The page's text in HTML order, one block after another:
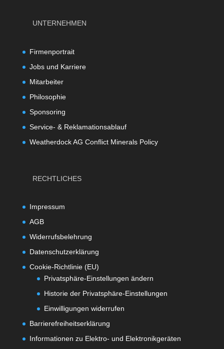
UNTERNEHMEN
Firmenportrait
Jobs und Karriere
Mitarbeiter
Philosophie
Sponsoring
Service- & Reklamationsablauf
Weatherdock AG Conflict Minerals Policy
RECHTLICHES
Impressum
AGB
Widerrufsbelehrung
Datenschutzerklärung
Cookie-Richtlinie (EU)
Privatsphäre-Einstellungen ändern
Historie der Privatsphäre-Einstellungen
Einwilligungen widerrufen
Barrierefreiheitserklärung
Informationen zu Elektro- und Elektronikgeräten